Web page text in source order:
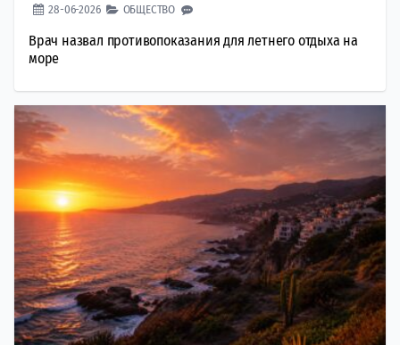
28-06-2026 ОБЩЕСТВО
Врач назвал противопоказания для летнего отдыха на
море